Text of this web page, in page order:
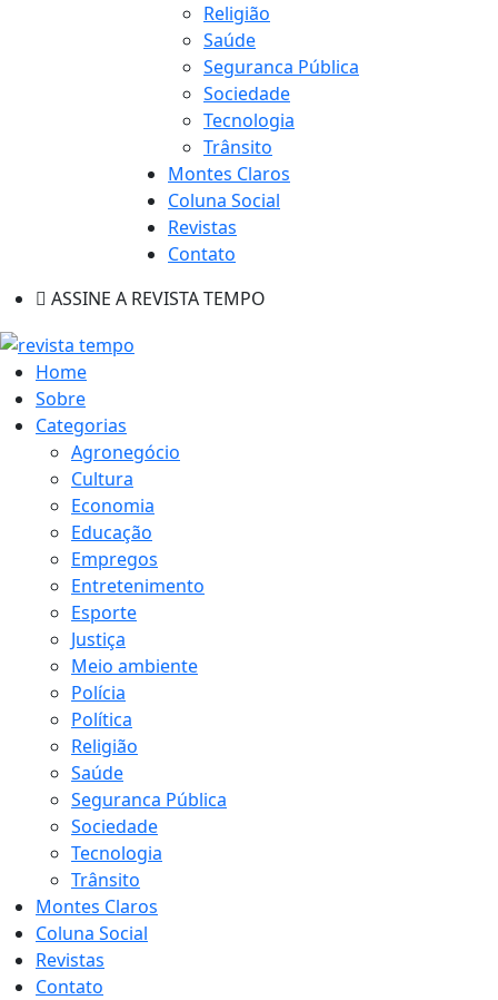
Religião
Saúde
Seguranca Pública
Sociedade
Tecnologia
Trânsito
Montes Claros
Coluna Social
Revistas
Contato
ASSINE A REVISTA TEMPO
Home
Sobre
Categorias
Agronegócio
Cultura
Economia
Educação
Empregos
Entretenimento
Esporte
Justiça
Meio ambiente
Polícia
Política
Religião
Saúde
Seguranca Pública
Sociedade
Tecnologia
Trânsito
Montes Claros
Coluna Social
Revistas
Contato